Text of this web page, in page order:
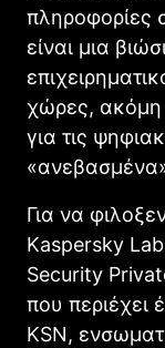
πληροφορίες
είναι μια
χώρες, ακόμη
για τις
Για να
Kaspersky
Security
που περιέχει
KSN,